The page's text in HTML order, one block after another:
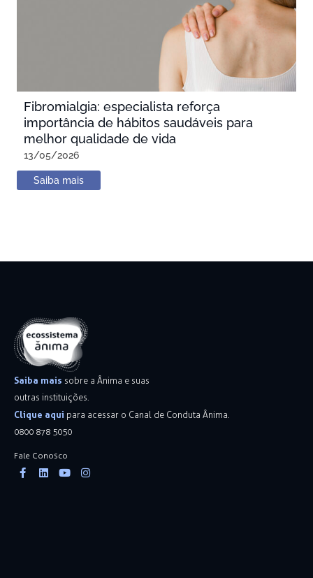
Fibromialgia: especialista reforça
importância de hábitos saudáveis para
melhor qualidade de vida
13/05/2026
Saiba mais
Saiba mais sobre a Ânima e suas
outras instituições.
Clique aqui para acessar o Canal de Conduta Ânima.
0800 878 5050
Fale Conosco
Facebook-
f
Linkedin
YoutubeInstagram